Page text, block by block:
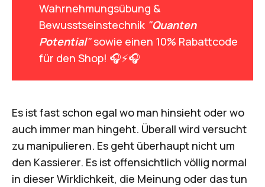
Wahrnehmungsübung &
Bewusstseinstechnik "Quanten
Potential"sowie einen 10% Rabattcode
für den Shop! 🎧⚡🎧
Es ist fast schon egal wo man hinsieht oder wo
auch immer man hingeht. Überall wird versucht
zu manipulieren. Es geht überhaupt nicht um
den Kassierer. Es ist offensichtlich völlig normal
in dieser Wirklichkeit, die Meinung oder das tun